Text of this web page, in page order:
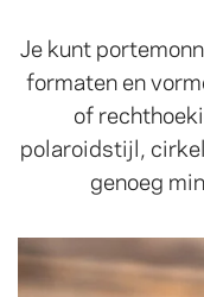
Je kunt
formaten en
of
polaroidstijl,
genoeg